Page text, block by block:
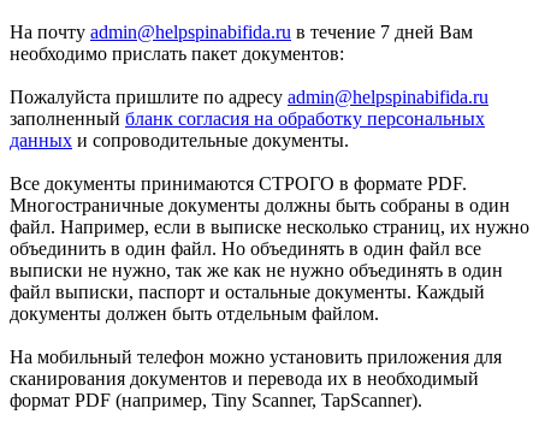
На почту admin@helpspinabifida.ru в течение 7 дней Вам
необходимо прислать пакет документов:
Пожалуйста пришлите по адресу admin@helpspinabifida.ru
заполненный бланк согласия на обработку персональных
данных и сопроводительные документы.
Все документы принимаются СТРОГО в формате PDF.
Многостраничные документы должны быть собраны в один
файл. Например, если в выписке несколько страниц, их нужно
объединить в один файл. Но объединять в один файл все
выписки не нужно, так же как не нужно объединять в один
файл выписки, паспорт и остальные документы. Каждый
документы должен быть отдельным файлом.
На мобильный телефон можно установить приложения для
сканирования документов и перевода их в необходимый
формат PDF (например, Tiny Scanner, TapScanner).